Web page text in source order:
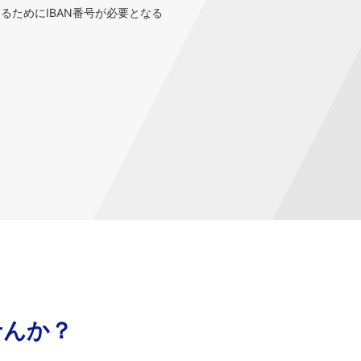
ためにIBAN番号が必要となる
か？